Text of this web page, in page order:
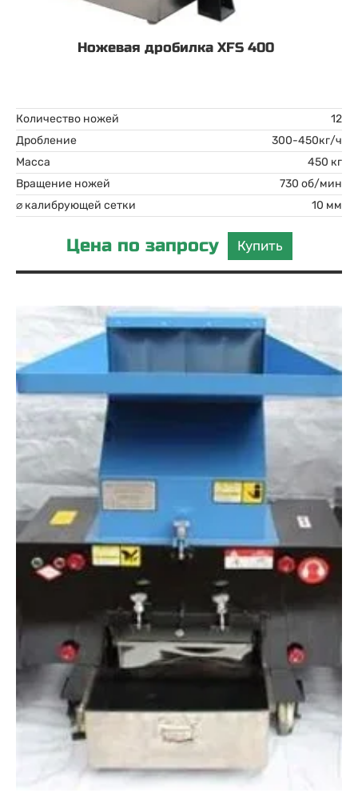
Ножевая дробилка XFS 400
Количество ножей
12
Дробление
300-450кг/ч
Масса
450 кг
Вращение ножей
730 об/мин
⌀ калибрующей сетки
10 мм
Цена по запросу Купить